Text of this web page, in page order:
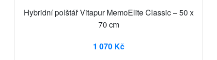
Hybridní polštář Vitapur MemoElite Classic – 50 x
70 cm
1 070 Kč